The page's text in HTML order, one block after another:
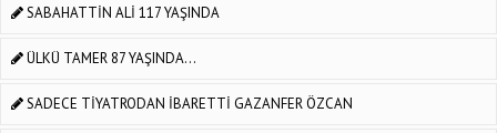
SABAHATTİN ALİ 117 YAŞINDA
ÜLKÜ TAMER 87 YAŞINDA...
SADECE TİYATRODAN İBARETTİ GAZANFER ÖZCAN